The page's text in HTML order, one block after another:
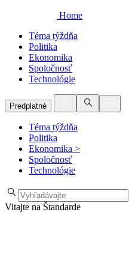
Home
Téma týždňa
Politika
Ekonomika
Spoločnosť
Technológie
Predplatné
Téma týždňa
Politika
Ekonomika >
Spoločnosť
Technológie
Vitajte na Štandarde